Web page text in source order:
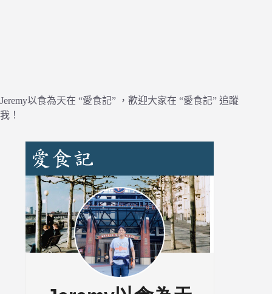
Jeremy以食為天在 “愛食記” ，歡迎大家在 “愛食記” 追蹤
我！